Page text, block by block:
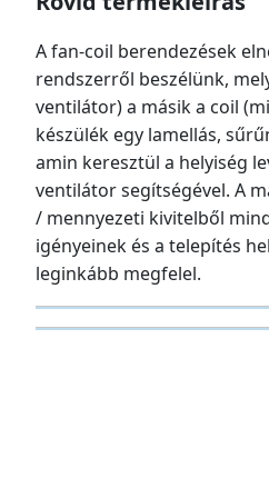
A fan-coil berendezések
rendszerről beszélünk,
ventilátor) a másik a coil
készülék egy lamellás,
amin keresztül a helyiség
ventilátor segítségével. A
/ mennyezeti kivitelből
igényeinek és a telepítés
leginkább megfelel.